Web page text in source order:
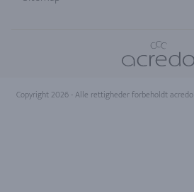
Copyright 2026 - Alle rettigheder forbeholdt acredo